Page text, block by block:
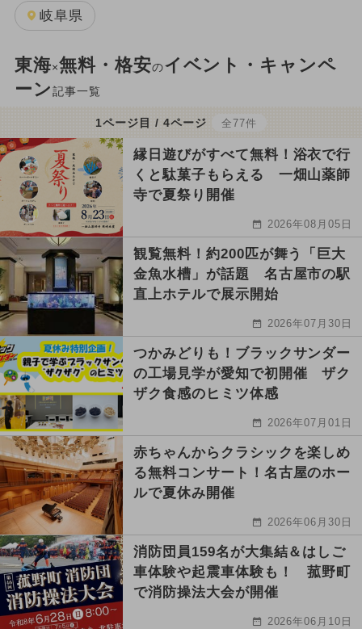
岐阜県
東海×無料・格安のイベント・キャンペ
ーン記事一覧
1ページ目 / 4ページ 全77件
縁日遊びがすべて無料！浴衣で行
くと駄菓子もらえる 一畑山薬師
寺で夏祭り開催
2026年08月05日
観覧無料！約200匹が舞う「巨大
金魚水槽」が話題 名古屋市の駅
直上ホテルで展示開始
2026年07月30日
つかみどりも！ブラックサンダー
の工場見学が愛知で初開催 ザク
ザク食感のヒミツ体感
2026年07月01日
赤ちゃんからクラシックを楽しめ
る無料コンサート！名古屋のホー
ルで夏休み開催
2026年06月30日
消防団員159名が大集結＆はしご
車体験や起震車体験も！ 菰野町
で消防操法大会が開催
2026年06月10日